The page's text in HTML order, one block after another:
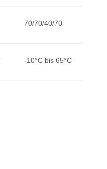
70/70/40/70
-10°C bis 65°C